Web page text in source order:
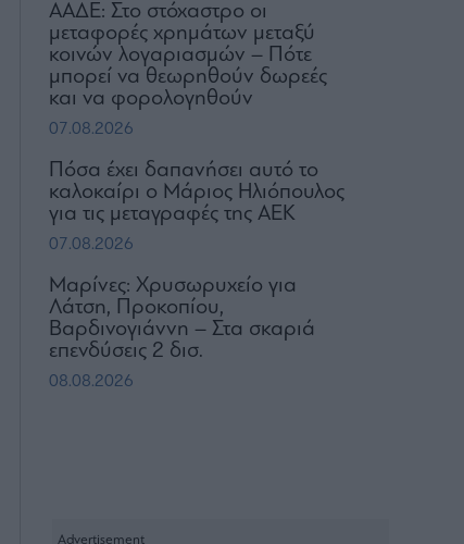
ΑΑΔΕ: Στο στόχαστρο οι
μεταφορές χρημάτων μεταξύ
κοινών λογαριασμών – Πότε
μπορεί να θεωρηθούν δωρεές
και να φορολογηθούν
07.08.2026
Πόσα έχει δαπανήσει αυτό το
καλοκαίρι ο Μάριος Ηλιόπουλος
για τις μεταγραφές της ΑΕΚ
07.08.2026
Μαρίνες: Χρυσωρυχείο για
Λάτση, Προκοπίου,
Βαρδινογιάννη – Στα σκαριά
επενδύσεις 2 δισ.
08.08.2026